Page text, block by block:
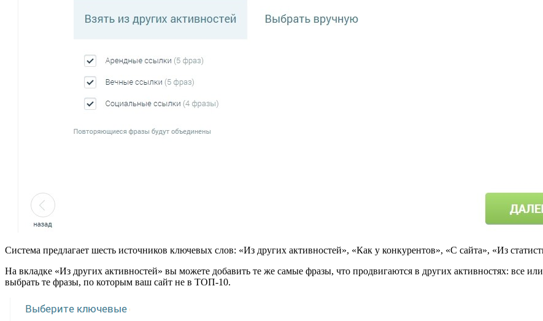
Система предлагает шесть источников ключевых слов: «Из других активностей», «Как у конкурентов», «С сайта», «Из
На вкладке «Из других активностей» вы можете добавить те же самые фразы, что продвигаются в других активностях: все
выбрать те фразы, по которым ваш сайт не в ТОП-10.